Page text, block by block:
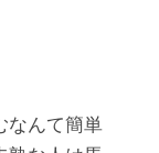
なんて簡単